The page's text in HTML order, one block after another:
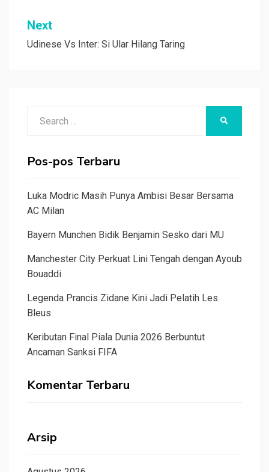
Next
Udinese Vs Inter: Si Ular Hilang Taring
Pos-pos Terbaru
Luka Modric Masih Punya Ambisi Besar Bersama
AC Milan
Bayern Munchen Bidik Benjamin Sesko dari MU
Manchester City Perkuat Lini Tengah dengan Ayoub
Bouaddi
Legenda Prancis Zidane Kini Jadi Pelatih Les
Bleus
Keributan Final Piala Dunia 2026 Berbuntut
Ancaman Sanksi FIFA
Komentar Terbaru
Arsip